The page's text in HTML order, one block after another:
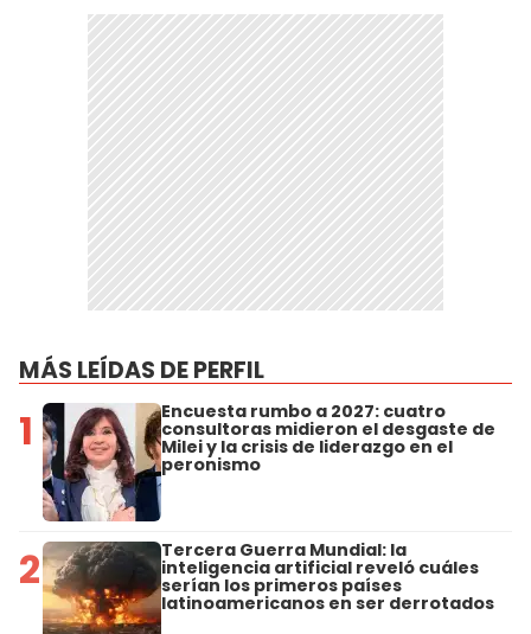
MÁS LEÍDAS DE PERFIL
1 Encuesta rumbo a 2027: cuatro
consultoras midieron el desgaste de
Milei y la crisis de liderazgo en el
peronismo
2 Tercera Guerra Mundial: la
inteligencia artificial reveló cuáles
serían los primeros países
latinoamericanos en ser derrotados